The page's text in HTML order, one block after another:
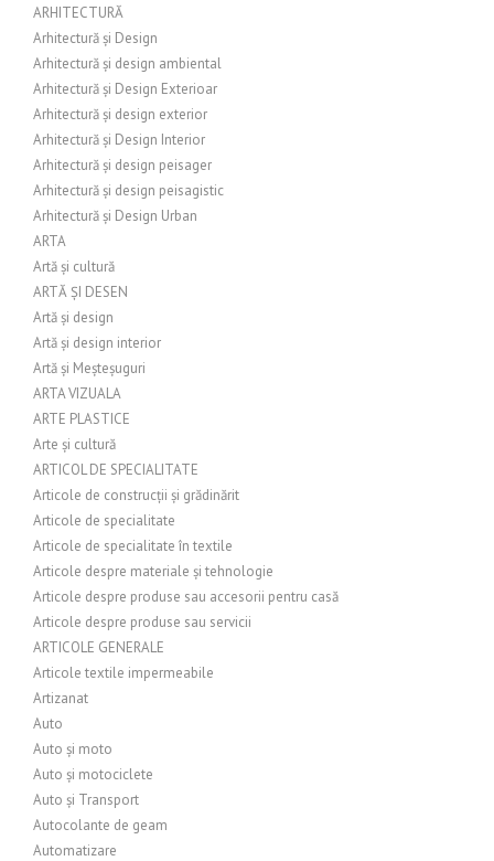
ARHITECTURĂ
Arhitectură și Design
Arhitectură și design ambiental
Arhitectură și Design Exterioar
Arhitectură și design exterior
Arhitectură și Design Interior
Arhitectură și design peisager
Arhitectură și design peisagistic
Arhitectură și Design Urban
ARTA
Artă și cultură
ARTĂ ȘI DESEN
Artă și design
Artă și design interior
Artă și Meșteșuguri
ARTA VIZUALA
ARTE PLASTICE
Arte și cultură
ARTICOL DE SPECIALITATE
Articole de construcții și grădinărit
Articole de specialitate
Articole de specialitate în textile
Articole despre materiale și tehnologie
Articole despre produse sau accesorii pentru casă
Articole despre produse sau servicii
ARTICOLE GENERALE
Articole textile impermeabile
Artizanat
Auto
Auto și moto
Auto și motociclete
Auto și Transport
Autocolante de geam
Automatizare